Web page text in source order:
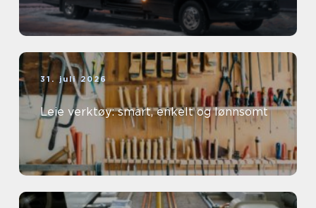
31. juli 2026
Leie verktøy: smart, enkelt og lønnsomt